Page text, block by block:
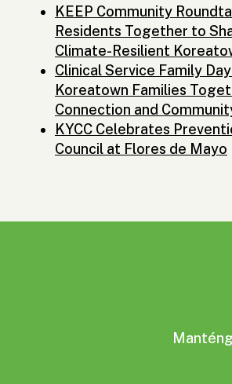
KEEP Community
Residents Together to
Climate-Resilient
Clinical Service Family
Koreatown Families
Connection and
KYCC Celebrates
Council at Flores de Mayo